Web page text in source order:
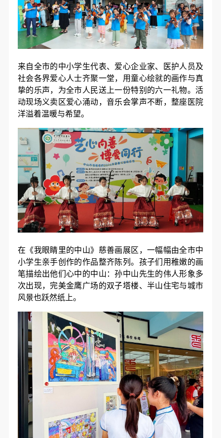
来自全市的中小学生代表、爱心企业家、医护人员及
社会各界爱心人士齐聚一堂，用童心绘就的画作与真
挚的乐声，为全市人民送上一份特别的六一礼物。活
动现场义卖区爱心涌动，音乐会掌声不断，整座医院
洋溢着温暖与希望。
在《我眼睛里的中山》慈善画展区，一幅幅由全市中
小学生亲手创作的作品整齐陈列。孩子们用稚嫩的画
笔描绘出他们心中的中山：孙中山先生的伟人形象多
次出现，完美金鹰广场的双子塔楼、半山住宅与城市
风景也跃然纸上。